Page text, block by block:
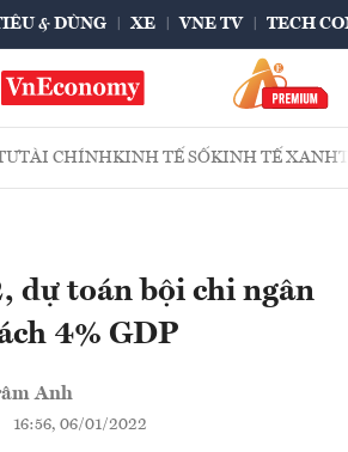
& DÙNG XE VNE TV TECH
TÀI CHÍNHKINH TẾ SỐKINH TẾ XANH
dự toán bội chi ngân
4% GDP
Anh
16:56, 06/01/2022